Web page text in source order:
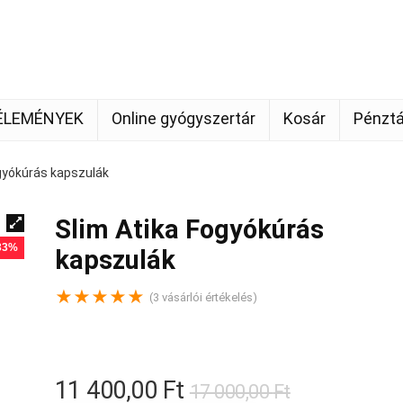
Online gyógyszertár Kosár
kapszulák
Slim Atika Fogyókúrás
kapszulák
★★★★★ (3 vásárlói értékelés)
17 000,00FtOriginal
11 400,00 Ft
Current